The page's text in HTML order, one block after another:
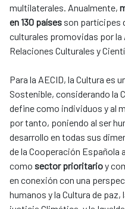
multilaterales. Anualmente,
en 130 países son partícipes
culturales promovidas por la
Relaciones Culturales y
Para la AECID, la Cultura es
Sostenible, considerando la
define como individuos y al
por tanto, poniendo al ser
desarrollo en todas sus
de la Cooperación Española
como sector prioritarioy
en conexión con una
humanos y la Cultura de paz,